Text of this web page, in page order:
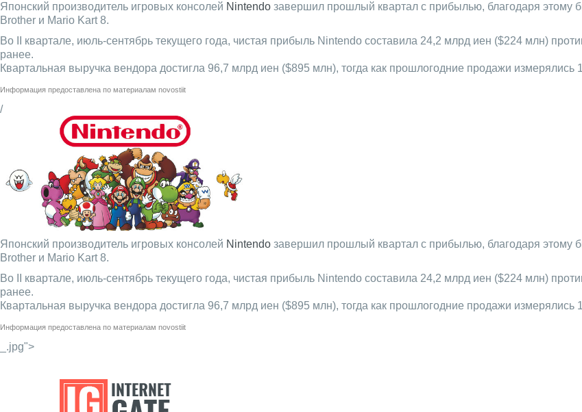
Японский производитель игровых консолей Nintendo завершил прошлый квартал с прибылью, благодаря этому
Brother и Mario Kart 8.
Во II квартале, июль-сентябрь текущего года, чистая прибыль Nintendo составила 24,2 млрд иен ($224 млн)
ранее.
Квартальная выручка вендора достигла 96,7 млрд иен ($895 млн), тогда как прошлогодние продажи измерялись
Информация предоставлена по материалам novostiit
/
Японский производитель игровых консолей Nintendo завершил прошлый квартал с прибылью, благодаря этому
Brother и Mario Kart 8.
Во II квартале, июль-сентябрь текущего года, чистая прибыль Nintendo составила 24,2 млрд иен ($224 млн)
ранее.
Квартальная выручка вендора достигла 96,7 млрд иен ($895 млн), тогда как прошлогодние продажи измерялись
Информация предоставлена по материалам novostiit
_.jpg">